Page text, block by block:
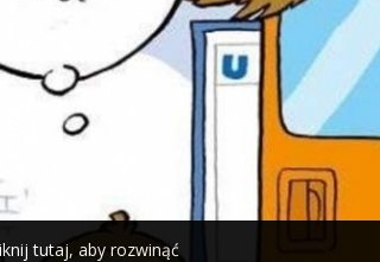
tutaj, aby rozwinąć